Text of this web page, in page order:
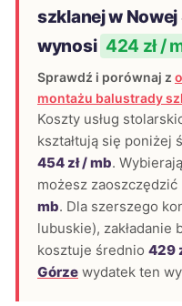
szklanej w
wynosi 424 zł /
Sprawdź i porównaj z
montażu balustrady
Koszty usług
kształtują się poniżej
454 zł / mb.
możesz zaoszczędzić
mb. Dla szerszego
lubuskie), zakładanie
kosztuje średnio 429
Górze wydatek ten